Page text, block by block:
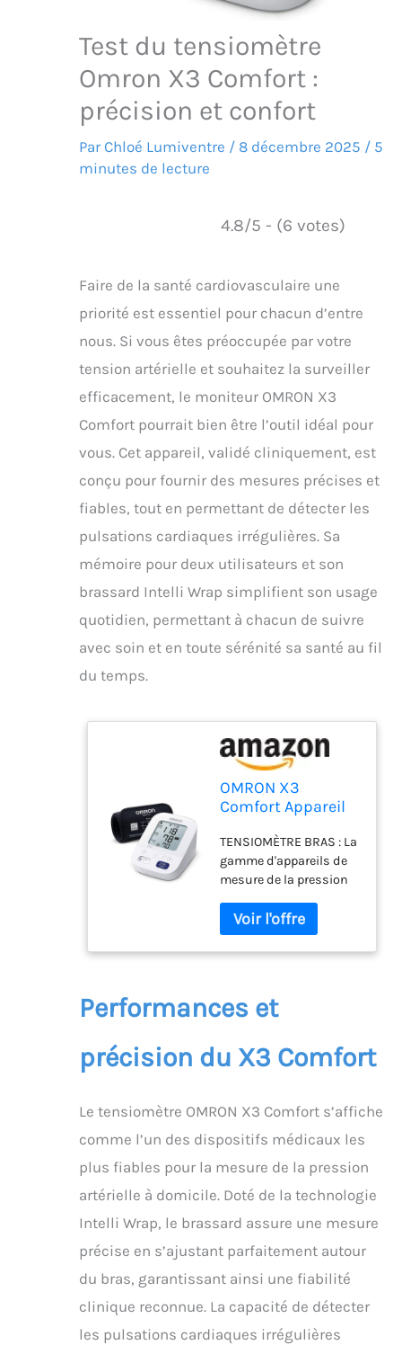
Test du tensiomètre
Omron X3 Comfort :
précision et confort
Par Chloé Lumiventre / 8 décembre 2025 / 5
minutes de lecture
4.8/5 - (6 votes)
Faire de la santé cardiovasculaire une
priorité est essentiel pour chacun d’entre
nous. Si vous êtes préoccupée par votre
tension artérielle et souhaitez la surveiller
efficacement, le moniteur OMRON X3
Comfort pourrait bien être l’outil idéal pour
vous. Cet appareil, validé cliniquement, est
conçu pour fournir des mesures précises et
fiables, tout en permettant de détecter les
pulsations cardiaques irrégulières. Sa
mémoire pour deux utilisateurs et son
brassard Intelli Wrap simplifient son usage
quotidien, permettant à chacun de suivre
avec soin et en toute sérénité sa santé au fil
du temps.
OMRON X3
Comfort Appareil
bras – Tensiomètre
brassard validé
cliniquement –
Tensiomètre Bras
avec détection de
pulsation
cardiaque
mémoire 2
personnes x 60
TENSIOMÈTRE BRAS : La
gamme d'appareils de
mesure de la pression
validée cliniquement. Le
X3 Comfort est
également validé pour
pendant la grossesse
MESURE DE LA TENSION
ARTERIELLE BRAS : Avec
qui mesure 22-42 cm et
bras – obtenez des
résultats précis dans
position GUIDE
D’ENROULEMENT DU
placement du brassard
peut entraîner des
Grâce au guide
d’enroulement & au
Performances et
précision du X3 Comfort
Le tensiomètre OMRON X3 Comfort s’affiche
comme l’un des dispositifs médicaux les
plus fiables pour la mesure de la pression
artérielle à domicile. Doté de la technologie
Intelli Wrap, le brassard assure une mesure
précise en s’ajustant parfaitement autour
du bras, garantissant ainsi une fiabilité
clinique reconnue. La capacité de détecter
les pulsations cardiaques irrégulières